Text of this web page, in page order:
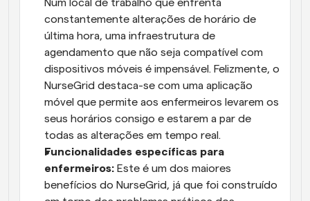
Num local de trabalho que enfrenta
constantemente alterações de horário de
última hora, uma infraestrutura de
agendamento que não seja compatível com
dispositivos móveis é impensável. Felizmente, o
NurseGrid destaca-se com uma aplicação
móvel que permite aos enfermeiros levarem os
seus horários consigo e estarem a par de
todas as alterações em tempo real.
Funcionalidades específicas para
enfermeiros: Este é um dos maiores
benefícios do NurseGrid, já que foi construído